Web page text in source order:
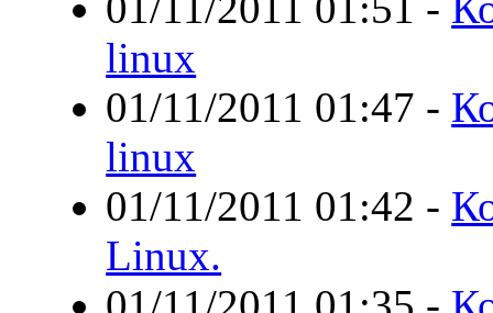
linux
01/11/2011 01:47 -
linux
01/11/2011 01:42 -
Linux.